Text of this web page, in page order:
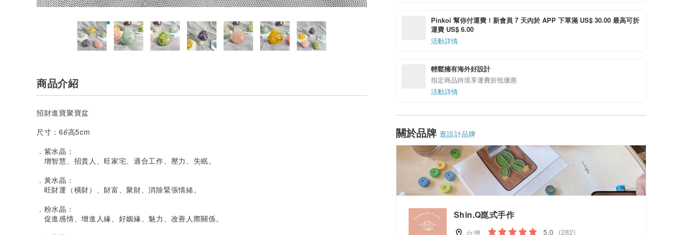
Pinkoi 幫你付運費！新會員 7 天內於 APP 下單滿 US$ 30.00 最高可折
運費 US$ 6.00
活動詳情
輕鬆擁有海外好設計
指定商品跨境享運費折抵優惠
活動詳情
關於品牌 逛設計品牌
Shin.Q崑式手作
台灣 5.0 (282)
商品介紹
招財進寶聚寶盆
尺寸：66高5cm
．紫水晶：
增智慧、招貴人、旺家宅、適合工作、壓力、失眠。
．黃水晶：
旺財運（橫財）、財富、聚財、消除緊張情緒。
．粉水晶：
促進感情、增進人緣、好姻緣、魅力、改善人際關係。